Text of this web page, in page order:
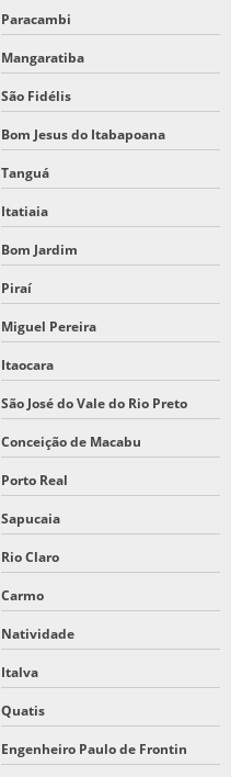
Paracambi
Mangaratiba
São Fidélis
Bom Jesus do Itabapoana
Tanguá
Itatiaia
Bom Jardim
Piraí
Miguel Pereira
Itaocara
São José do Vale do Rio Preto
Conceição de Macabu
Porto Real
Sapucaia
Rio Claro
Carmo
Natividade
Italva
Quatis
Engenheiro Paulo de Frontin